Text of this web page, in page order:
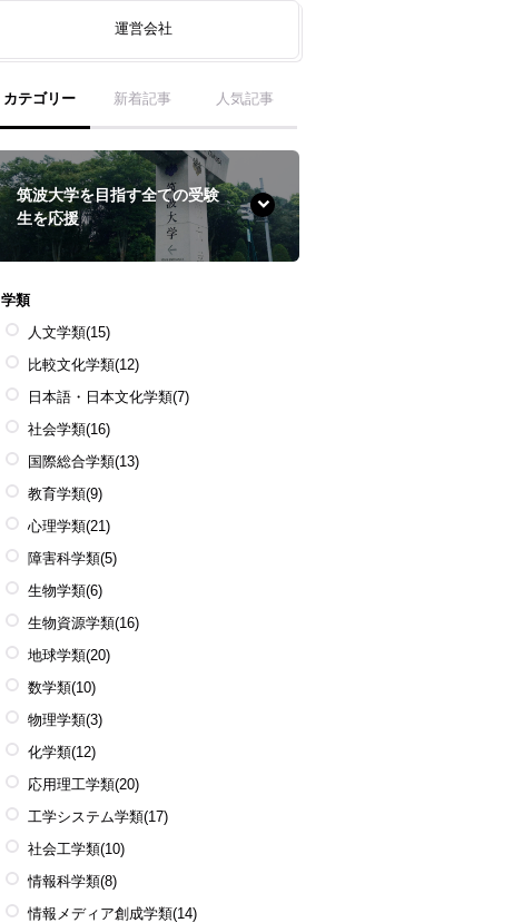
運営会社
カテゴリー 新着記事 人気記事
筑波大学を目指す全ての受験
生を応援
学類
人文学類(15)
比較文化学類(12)
日本語・日本文化学類(7)
社会学類(16)
国際総合学類(13)
教育学類(9)
心理学類(21)
障害科学類(5)
生物学類(6)
生物資源学類(16)
地球学類(20)
数学類(10)
物理学類(3)
化学類(12)
応用理工学類(20)
工学システム学類(17)
社会工学類(10)
情報科学類(8)
情報メディア創成学類(14)